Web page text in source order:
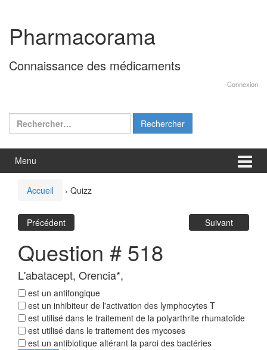
contenu
menu
principal
Pharmacorama
Connaissance des médicaments
Connexion
Rechercher :
Menu
Accueil › Quizz
Précédent Suivant
Question # 518
L'abatacept, Orencia*,
est un antifongique
est un inhibiteur de l'activation des lymphocytes T
est utilisé dans le traitement de la polyarthrite rhumatoïde
est utilisé dans le traitement des mycoses
est un antibiotique altérant la paroi des bactéries